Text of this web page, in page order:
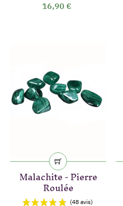
16,90 €
Malachite - Pierre
Roulée